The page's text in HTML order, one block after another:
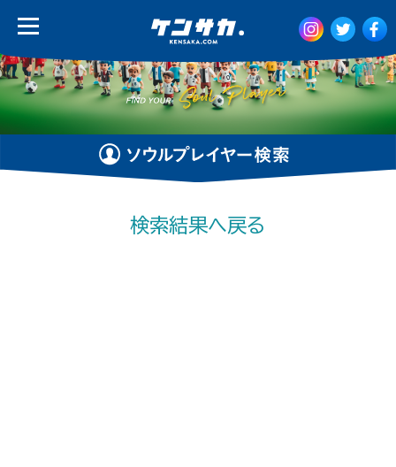
検索結果へ戻る